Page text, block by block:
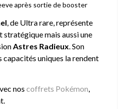
après sortie de booster
, de Ultra rare, représente
stratégique mais aussi une
Astres Radieux. Son
capacités uniques la rendent
nos coffrets Pokémon,